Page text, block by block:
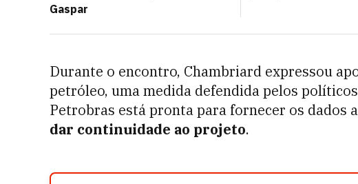
Gaspar
Durante o encontro, Chambriard expressou
petróleo, uma medida defendida pelos
Petrobras está pronta para fornecer os dados
dar continuidade ao projeto.